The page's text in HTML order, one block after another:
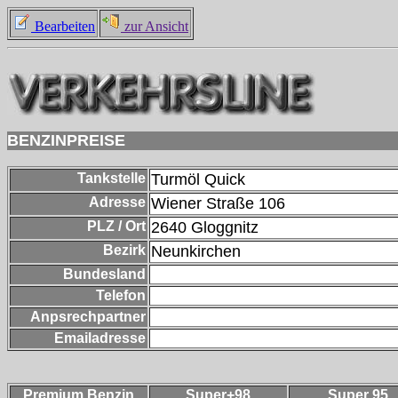
Bearbeiten zur Ansicht
BENZINPREISE
Tankstelle Turmöl Quick
Adresse Wiener Straße 106
PLZ / Ort 2640 Gloggnitz
Bezirk Neunkirchen
Bundesland
Telefon
Anpsrechpartner
Emailadresse
Premium Benzin Super+98 Super 95